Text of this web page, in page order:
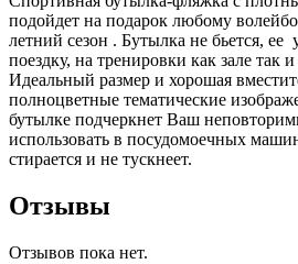
подойдет на подарок любому
летний сезон . Бутылка не бьется, ее
поездку, на тренировки как зале так
Идеальный размер и хорошая
полноцветные тематические
бутылке подчеркнет Ваш
использовать в посудомоечных
стирается и не тускнеет.
Отзывы
Отзывов пока нет.